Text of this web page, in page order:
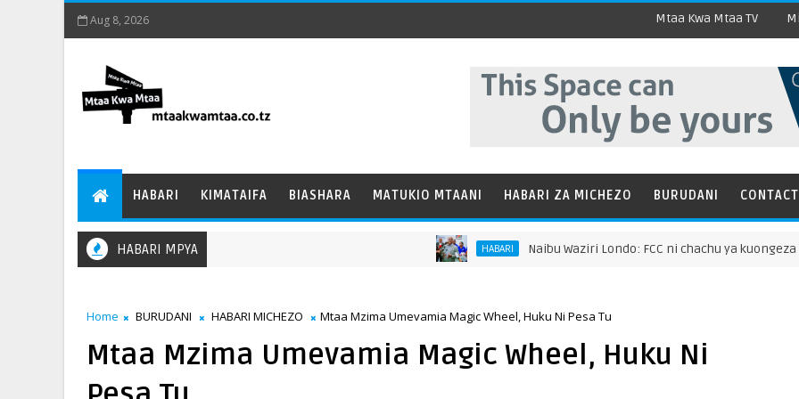
Aug 8, 2026 Mtaa Kwa Mtaa TV
HABARI KIMATAIFA BIASHARA MATUKIO MTAANI HABARI ZA MICHEZO BURUDANI
HABARI MPYA HABARI Naibu Waziri Londo: FCC ni chachu ya kuongeza
Home BURUDANI HABARI MICHEZO Mtaa Mzima Umevamia Magic Wheel, Huku Ni Pesa Tu
Mtaa Mzima Umevamia Magic Wheel, Huku Ni